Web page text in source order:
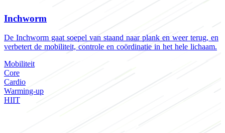
Inchworm
De Inchworm gaat soepel van staand naar plank en weer terug, en
verbetert de mobiliteit, controle en coördinatie in het hele lichaam.
Mobiliteit
Core
Cardio
Warming-up
HIIT